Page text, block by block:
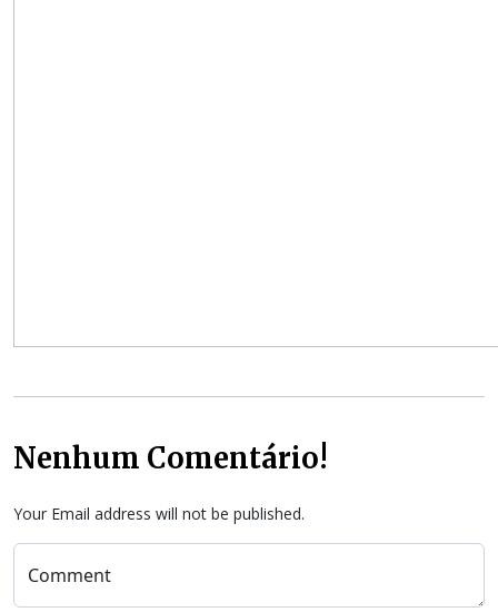
Nenhum Comentário!
Your Email address will not be published.
Comment